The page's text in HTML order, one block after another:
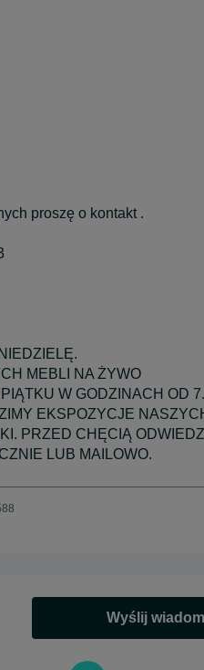
proszę o kontakt .
MEBLI NA ŻYWO
W GODZINACH OD
EKSPOZYCJE
PRZED CHĘCIĄ
LUB MAILOWO.
Wyślij